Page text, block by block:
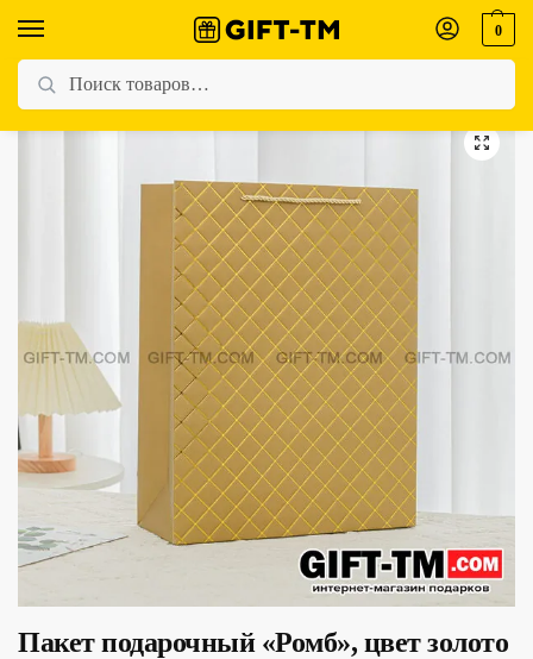
0
Главная Магазин / Все товары
Пакет подарочный «Ромб», цвет золото